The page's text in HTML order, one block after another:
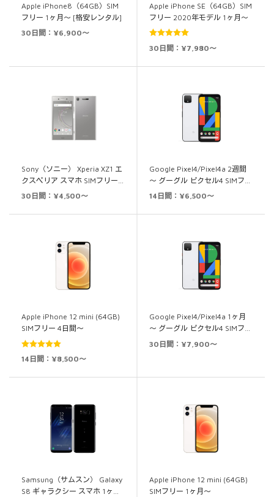
Apple iPhone8（64GB）SIM
フリー 1ヶ月～ [格安レンタル]
30日間：¥6,900～
Apple iPhone SE（64GB）SIM
フリー 2020年モデル 1ヶ月～
5段階中 5.00
30日間：¥7,980～
Sony（ソニー） Xperia XZ1 エ
クスペリア スマホ SIMフリー…
30日間：¥4,500～
Google Pixel4/Pixel4a 2週間
～ グーグル ピクセル4 SIMフ…
14日間：¥6,500～
Apple iPhone 12 mini (64GB)
SIMフリー 4日間～
5段階中5.00
14日間：¥8,500～
Google Pixel4/Pixel4a 1ヶ月
～ グーグル ピクセル4 SIMフ…
30日間：¥7,900～
Samsung（サムスン） Galaxy
S8 ギャラクシー スマホ 1ヶ…
Apple iPhone 12 mini (64GB)
SIMフリー 1ヶ月～